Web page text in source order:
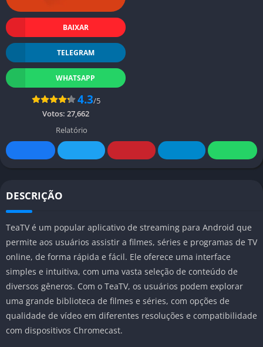
BAIXAR
TELEGRAM
WHATSAPP
4.3/5
Votos: 27,662
Relatório
DESCRIÇÃO
TeaTV é um popular aplicativo de streaming para Android que
permite aos usuários assistir a filmes, séries e programas de TV
online, de forma rápida e fácil. Ele oferece uma interface
simples e intuitiva, com uma vasta seleção de conteúdo de
diversos gêneros. Com o TeaTV, os usuários podem explorar
uma grande biblioteca de filmes e séries, com opções de
qualidade de vídeo em diferentes resoluções e compatibilidade
com dispositivos Chromecast.